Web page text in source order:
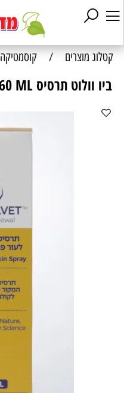
קטלוג מוצרים / קוסמטיקה
ביו וולוט תרסיס BIO VELVET 60 ML